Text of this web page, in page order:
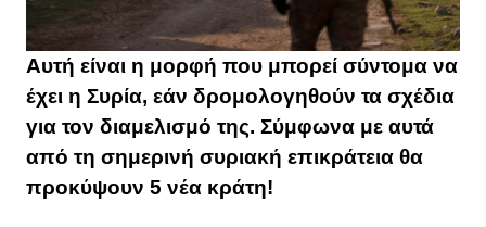
Αυτή είναι η μορφή που μπορεί σύντομα να
έχει η Συρία, εάν δρομολογηθούν τα σχέδια
για τον διαμελισμό της. Σύμφωνα με αυτά
από τη σημερινή συριακή επικράτεια θα
προκύψουν 5 νέα κράτη!